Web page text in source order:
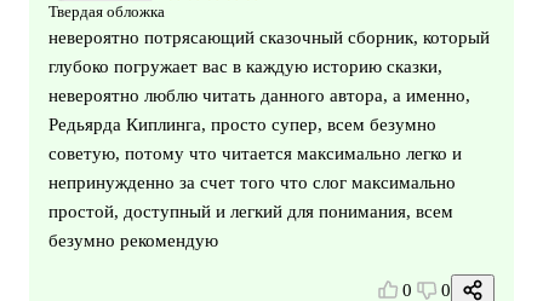
Твердая обложка
невероятно потрясающий сказочный сборник, который
глубоко погружает вас в каждую историю сказки,
невероятно люблю читать данного автора, а именно,
Редьярда Киплинга, просто супер, всем безумно
советую, потому что читается максимально легко и
непринужденно за счет того что слог максимально
простой, доступный и легкий для понимания, всем
безумно рекомендую
0 0